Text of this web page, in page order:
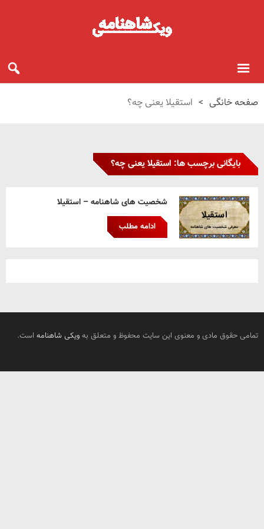
صفحه خانگی > استقیلا یعنی چه؟
بایگانی برچسب ها: استقیلا یعنی چه؟
شخصیت های شاهنامه – استقیلا
ادامه مطلب
تمامی حقوق مادی و معنوی این سایت محفوظ و متعلق به ویکی شاهنامه است.